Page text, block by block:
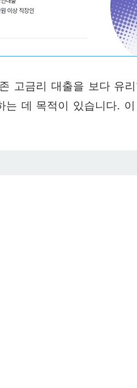
고금리 대출을 보다 유
데 목적이 있습니다.